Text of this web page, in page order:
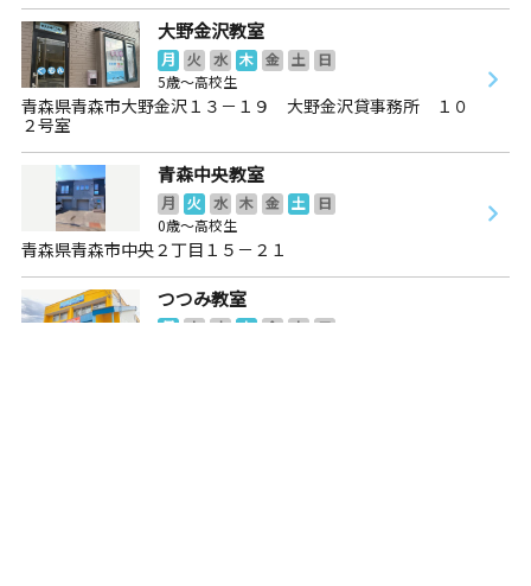
大野金沢教室
月 火 水 木 金 土
日
5歳～高校生
青森県青森市大野金沢１３－１９ 大野金沢貸事務所 １０
２号室
青森中央教室
月 火 水 木 金 土
日
0歳～高校生
青森県青森市中央２丁目１５－２１
つつみ教室
月 火 水 木 金 土 日